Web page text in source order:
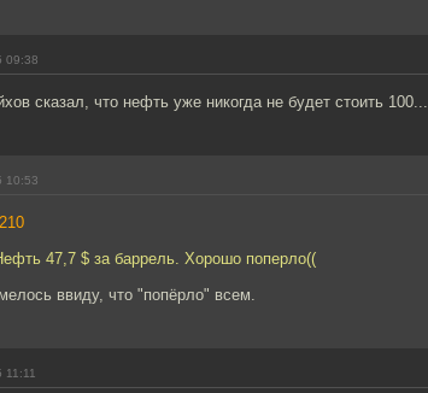
09:38
сказал, что нефть уже никогда не будет стоить 100...
10:53
47,7 $ за баррель. Хорошо поперло((
ввиду, что "попёрло" всем.
11:11